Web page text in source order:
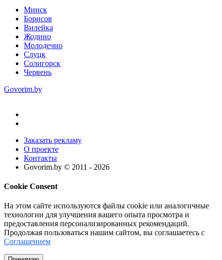
Минск
Борисов
Вилейка
Жодино
Молодечно
Слуцк
Солигорск
Червень
Govorim.by
Заказать рекламу
О проекте
Контакты
Govorim.by © 2011 - 2026
Cookie Consent
На этом сайте используются файлы cookie или аналогичные
технологии для улучшения вашего опыта просмотра и
предоставления персонализированных рекомендаций.
Продолжая пользоваться нашим сайтом, вы соглашаетесь с
Соглашением